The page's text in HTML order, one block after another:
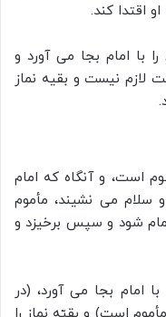
اقتدا کند.
را با امام بجا مى آورد و
لازم نیست و بقیه نماز
است، و آنگاه که امام
سلام مى نشیند، مأموم
شود و سپس برخیزد و
امام بجا مى آورد، (در